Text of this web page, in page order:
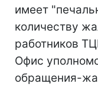
имеет
количеству
работников
Офис
обращения-